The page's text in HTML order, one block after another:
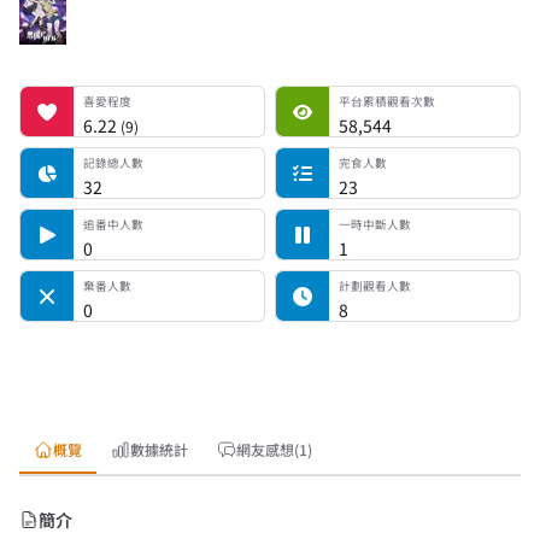
喜愛程度喜愛程度
6.22 (9)
平台累積觀看次數 平台累積觀看次數
58,544
記錄總人數
記錄總人數
32
完食人數
完食人數
23
追番中人數
追番中人數
0
一時中斷人數
一時中斷人數
1
棄番人數
棄番人數
0
計劃觀看人數
計劃觀看人數
8
概覽 數據統計 網友感想(1)
簡介